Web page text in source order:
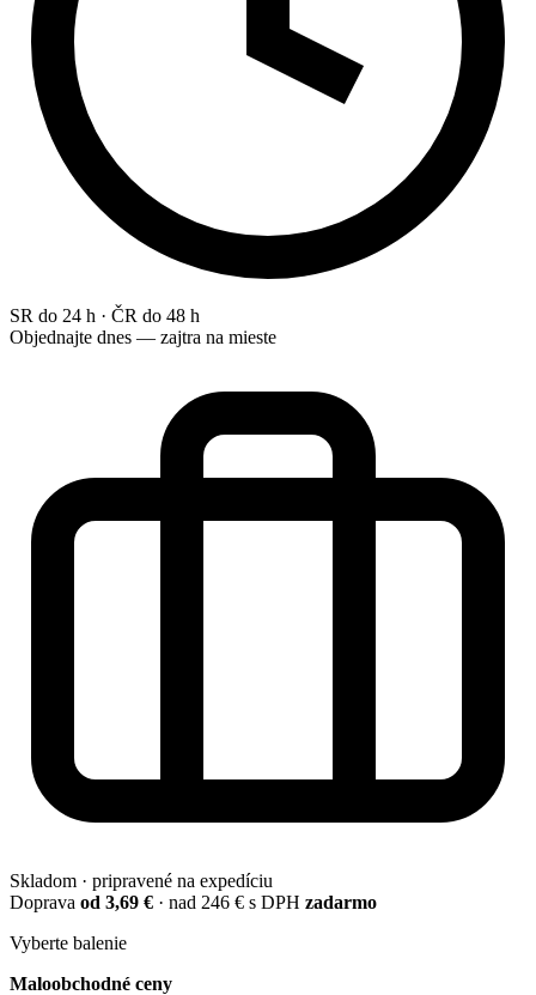
SR do 24 h · ČR do 48 h
Objednajte dnes — zajtra na mieste
Skladom · pripravené na expedíciu
Doprava od 3,69 € · nad 246 € s DPH zadarmo
Vyberte balenie
Maloobchodné ceny